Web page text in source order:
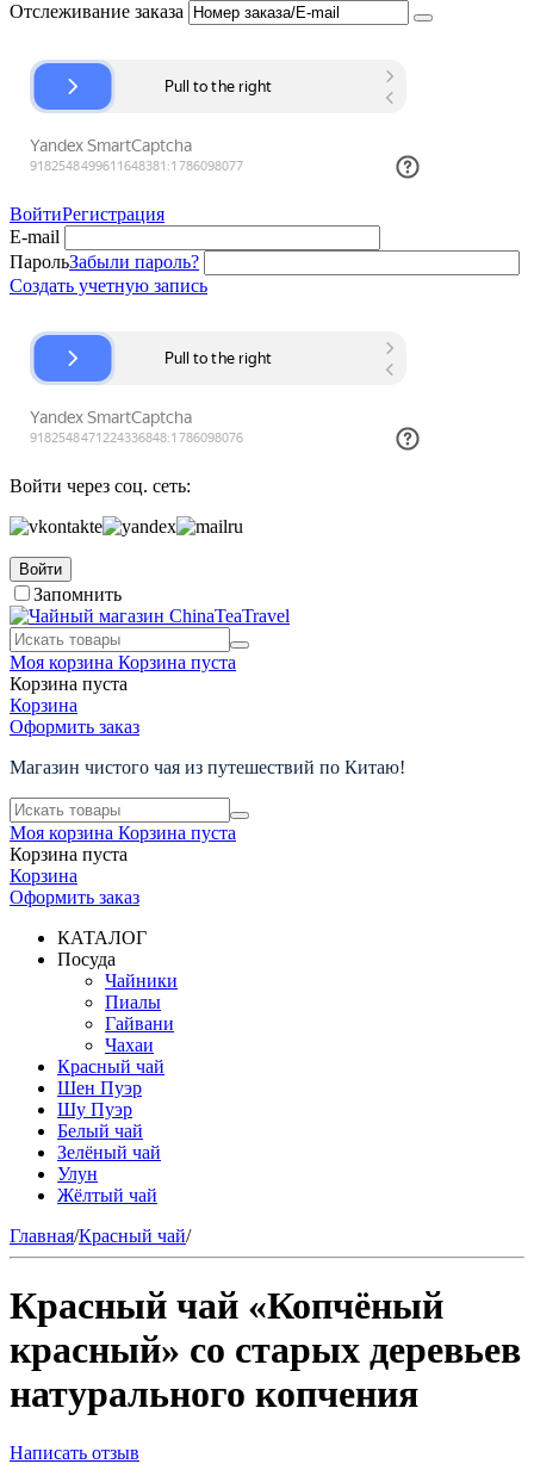
Отслеживание заказа
ВойтиРегистрация
E-mail
ПарольЗабыли пароль?
Создать учетную запись
Войти через соц. сеть:
Войти
Запомнить
Моя корзина Корзина пуста
Корзина пуста
Корзина
Оформить заказ
Магазин чистого чая из путешествий по Китаю!
Моя корзина Корзина пуста
Корзина пуста
Корзина
Оформить заказ
КАТАЛОГ
Посуда
Чайники
Пиалы
Гайвани
Чахаи
Красный чай
Шен Пуэр
Шу Пуэр
Белый чай
Зелёный чай
Улун
Жёлтый чай
Главная/Красный чай/
Красный чай «Копчёный
красный» со старых деревьев
натурального копчения
Написать отзыв